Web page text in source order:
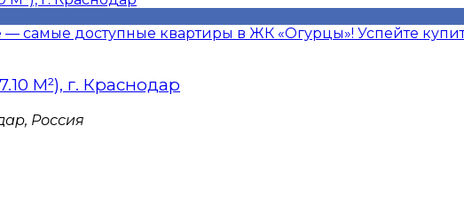
самые доступные квартиры в ЖК «Огурцы»! Успейте
М²), г. Краснодар
Россия